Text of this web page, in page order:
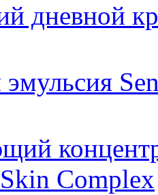
дневной
Complex